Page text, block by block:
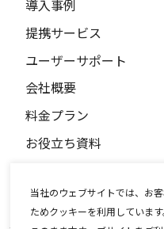
導入事例
提携サービス
ユーザーサポート
会社概要
料金プラン
お役立ち資料
ニュース
当社のウェブサイトでは、お
ためクッキーを利用しています